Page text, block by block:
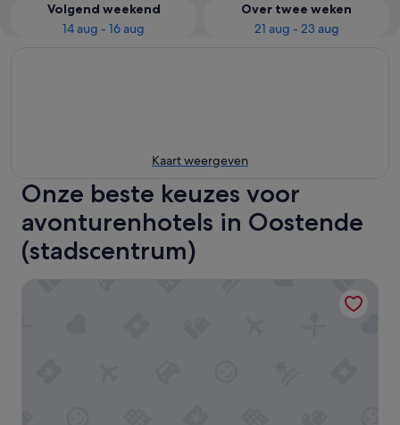
Volgend weekend
14 aug - 16 aug
Over twee weken
21 aug - 23 aug
Kaart weergeven
Onze beste keuzes voor
avonturenhotels in Oostende
(stadscentrum)
Luxurious, modern & warm seaside loft with great views